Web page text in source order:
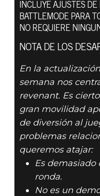
DOOM® Eternal
DEL
JUNIO
INCLUYE AJUSTES DE
BATTLEMODE PARA
NO REQUIERE
NOTA DE LOS
En la
semana nos
revenant. Es
gran movilidad
de diversión al
problemas
queremos atajar:
Es
ronda.
No es un